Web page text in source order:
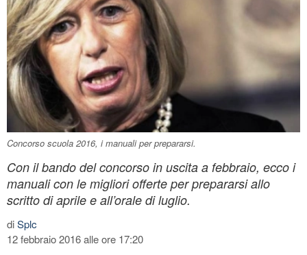
Concorso scuola 2016, i manuali per prepararsi.
Con il bando del concorso in uscita a febbraio, ecco i
manuali con le migliori offerte per prepararsi allo
scritto di aprile e all’orale di luglio.
diSplc
12 febbraio 2016 alle ore 17:20